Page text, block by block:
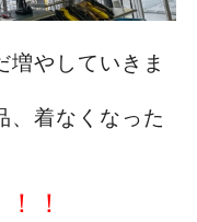
増やしていきま
、着なくなった
！